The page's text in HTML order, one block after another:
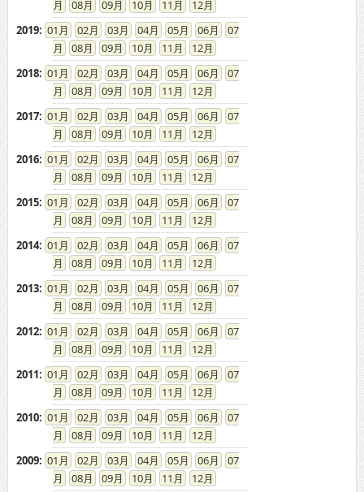
08
09 10 11
12
2017: 01 02 03 04 05 06
07
08
09 10 11
12
2016: 01 02 03 04 05 06
07
08
09 10 11
12
2015: 01 02 03 04 05 06
07
08
09 10 11
12
2014: 01 02 03 04 05 06
07
08
09 10 11
12
2013: 01 02 03 04 05 06
07
08
09 10 11
12
2012: 01 02 03 04 05 06
07
08
09 10 11
12
2011: 01 02 03 04 05 06
07
08
09 10 11
12
2010: 01 02 03 04 05 06
07
08
09 10 11
12
2009: 01 02 03 04 05 06
07
08
09 10 11
12
2008: 01 02 03 04 05 06
07
08
09 10 11
12
2007: 01 02 03 04 05 06
07
08
09 10 11
12